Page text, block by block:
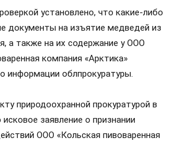
установлено, что какие-либо
документы на изъятие медведей из
а также на их содержание у ООО
компания «Арктика»
информации облпрокуратуры.
природоохранной прокуратурой в
заявление о признании
ООО «Кольская пивоваренная